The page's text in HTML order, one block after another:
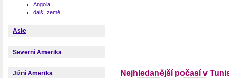
Angola
další země ...
Asie
Severní Amerika
Jižní Amerika Nejhledanější počasí v